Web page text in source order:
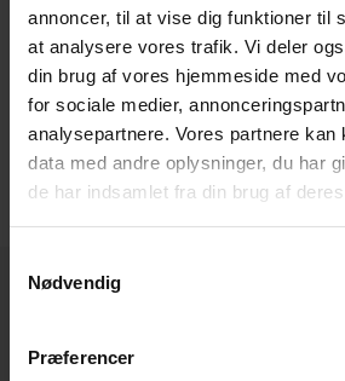
annoncer, til at vise dig funktioner til
at analysere vores trafik. Vi deler
din brug af vores hjemmeside med
for sociale medier,
analysepartnere. Vores partnere kan
data med andre oplysninger, du har
de har indsamlet fra din brug af
Nødvendig
Præferencer
Karrierefokus – i og efter
VIS FLERE